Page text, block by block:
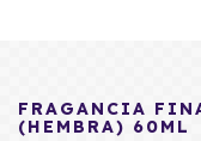
FRAGANCIA
(HEMBRA) 60ML